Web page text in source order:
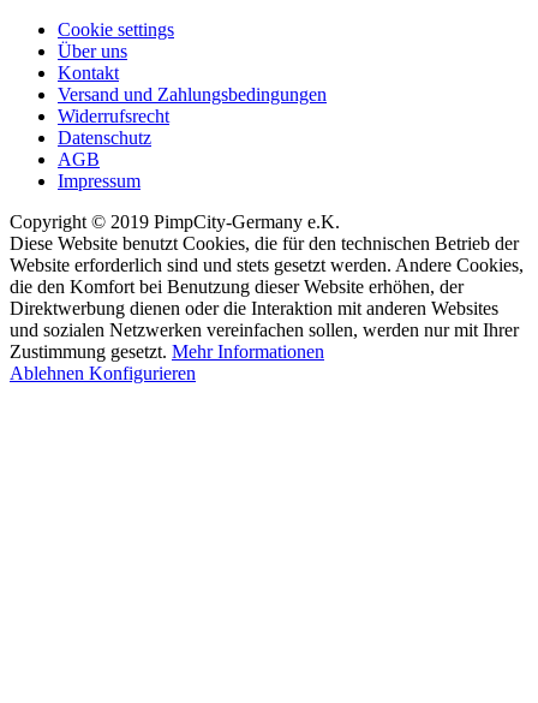
Cookie settings
Über uns
Kontakt
Versand und Zahlungsbedingungen
Widerrufsrecht
Datenschutz
AGB
Impressum
Copyright © 2019 PimpCity-Germany e.K.
Diese Website benutzt Cookies, die für den technischen Betrieb der
Website erforderlich sind und stets gesetzt werden. Andere Cookies,
die den Komfort bei Benutzung dieser Website erhöhen, der
Direktwerbung dienen oder die Interaktion mit anderen Websites
und sozialen Netzwerken vereinfachen sollen, werden nur mit Ihrer
Zustimmung gesetzt. Mehr Informationen
Ablehnen Konfigurieren